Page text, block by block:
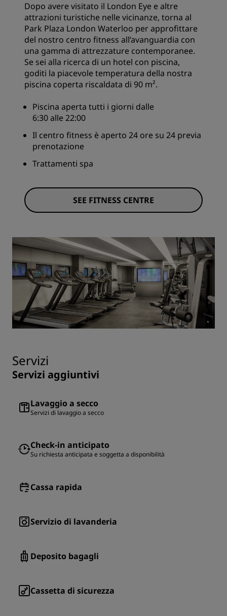
Dopo avere visitato il London Eye e altre
attrazioni turistiche nelle vicinanze, torna al
Park Plaza London Waterloo per approfittare
del nostro centro fitness all’avanguardia con
una gamma di attrezzature contemporanee.
Se sei alla ricerca di un hotel con piscina,
goditi la piacevole temperatura della nostra
piscina coperta riscaldata di 90 m².
Piscina aperta tutti i giorni dalle
6:30 alle 22:00
Il centro fitness è aperto 24 ore su 24 previa
prenotazione
Trattamenti spa
SEE FITNESS CENTRE
Servizi
Servizi aggiuntivi
Lavaggio a secco
Servizi di lavaggio a secco
Check-in anticipato
Su richiesta anticipata e soggetta a disponibilità
Cassa rapida
Servizio di lavanderia
Deposito bagagli
Cassetta di sicurezza